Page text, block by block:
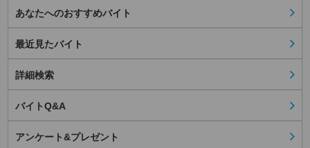
あなたへのおすすめバイト
最近見たバイト
詳細検索
バイトQ&A
アンケート&プレゼント